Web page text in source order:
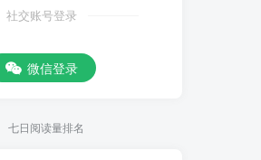
社交账号登录
微信登录
七日阅读量排名